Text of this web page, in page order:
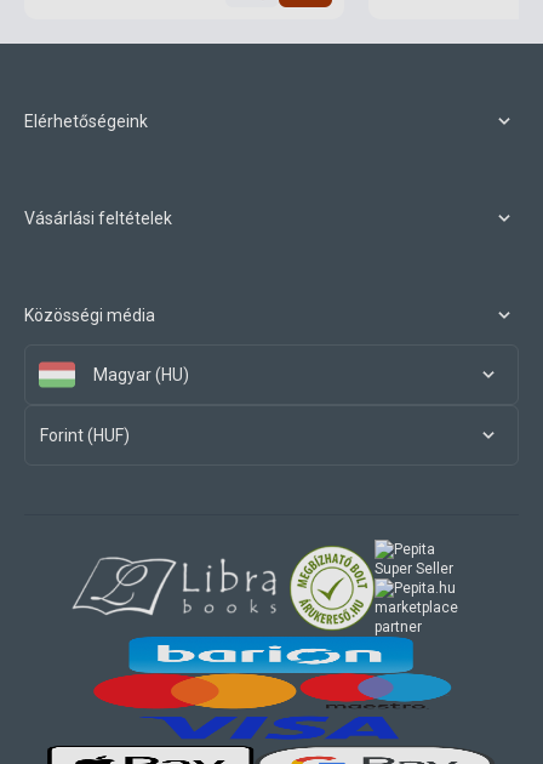
Elérhetőségeink
Vásárlási feltételek
Közösségi média
Magyar (HU)
Forint (HUF)
marketplace
partner